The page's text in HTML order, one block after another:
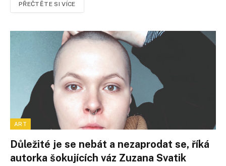
PŘEČTĚTE SI VÍCE
ART
Důležité je se nebát a nezaprodat se, říká
autorka šokujících váz Zuzana Svatik